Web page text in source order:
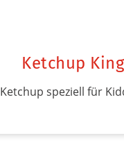
Ketchup King
Ketchup speziell für